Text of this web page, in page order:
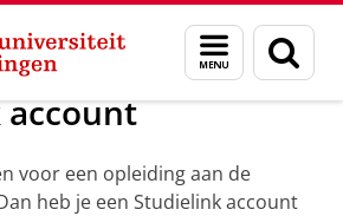
Menu
en
zoeken
Praktische zaken
voor een opleiding aan de
heb je een Studielink account